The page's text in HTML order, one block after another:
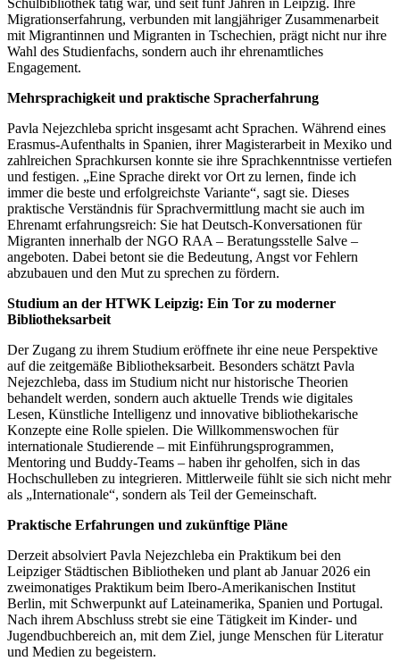
Schulbibliothek tätig war, und seit fünf Jahren in Leipzig. Ihre
Migrationserfahrung, verbunden mit langjähriger Zusammenarbeit
mit Migrantinnen und Migranten in Tschechien, prägt nicht nur ihre
Wahl des Studienfachs, sondern auch ihr ehrenamtliches
Engagement.
Mehrsprachigkeit und praktische Spracherfahrung
Pavla Nejezchleba spricht insgesamt acht Sprachen. Während eines
Erasmus-Aufenthalts in Spanien, ihrer Magisterarbeit in Mexiko und
zahlreichen Sprachkursen konnte sie ihre Sprachkenntnisse vertiefen
und festigen. „Eine Sprache direkt vor Ort zu lernen, finde ich
immer die beste und erfolgreichste Variante“, sagt sie. Dieses
praktische Verständnis für Sprachvermittlung macht sie auch im
Ehrenamt erfahrungsreich: Sie hat Deutsch-Konversationen für
Migranten innerhalb der NGO RAA – Beratungsstelle Salve –
angeboten. Dabei betont sie die Bedeutung, Angst vor Fehlern
abzubauen und den Mut zu sprechen zu fördern.
Studium an der HTWK Leipzig: Ein Tor zu moderner
Bibliotheksarbeit
Der Zugang zu ihrem Studium eröffnete ihr eine neue Perspektive
auf die zeitgemäße Bibliotheksarbeit. Besonders schätzt Pavla
Nejezchleba, dass im Studium nicht nur historische Theorien
behandelt werden, sondern auch aktuelle Trends wie digitales
Lesen, Künstliche Intelligenz und innovative bibliothekarische
Konzepte eine Rolle spielen. Die Willkommenswochen für
internationale Studierende – mit Einführungsprogrammen,
Mentoring und Buddy-Teams – haben ihr geholfen, sich in das
Hochschulleben zu integrieren. Mittlerweile fühlt sie sich nicht mehr
als „Internationale“, sondern als Teil der Gemeinschaft.
Praktische Erfahrungen und zukünftige Pläne
Derzeit absolviert Pavla Nejezchleba ein Praktikum bei den
Leipziger Städtischen Bibliotheken und plant ab Januar 2026 ein
zweimonatiges Praktikum beim Ibero-Amerikanischen Institut
Berlin, mit Schwerpunkt auf Lateinamerika, Spanien und Portugal.
Nach ihrem Abschluss strebt sie eine Tätigkeit im Kinder- und
Jugendbuchbereich an, mit dem Ziel, junge Menschen für Literatur
und Medien zu begeistern.